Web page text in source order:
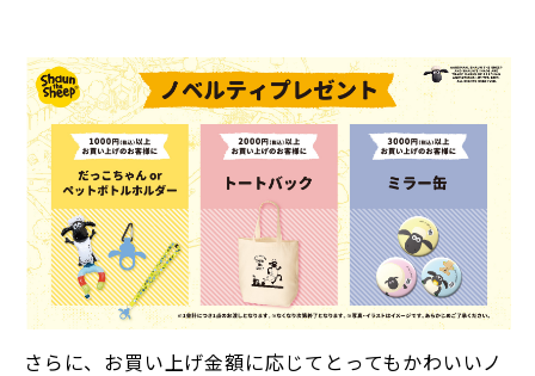
さらに、お買い上げ金額に応じてとってもかわいいノ